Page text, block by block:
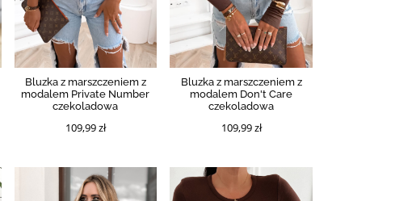
Bluzka z marszczeniem z
modalem Private Number
czekoladowa
109,99 zł
Bluzka z marszczeniem z
modalem Don't Care
czekoladowa
109,99 zł